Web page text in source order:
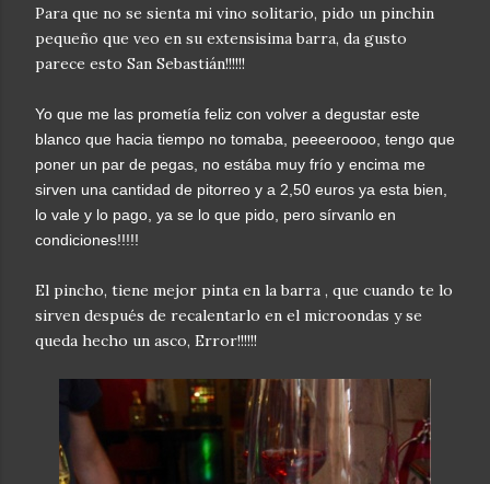
Para que no se sienta mi vino solitario, pido un pinchin
pequeño que veo en su extensisima barra, da gusto
parece esto San Sebastián!!!!!!
Yo que me las prometía feliz con volver a degustar este
blanco que hacia tiempo no tomaba, peeeeroooo, tengo que
poner un par de pegas, no estába muy frío y encima me
sirven una cantidad de pitorreo y a 2,50 euros ya esta bien,
lo vale y lo pago, ya se lo que pido, pero sírvanlo en
condiciones!!!!!
El pincho, tiene mejor pinta en la barra , que cuando te lo
sirven después de recalentarlo en el microondas y se
queda hecho un asco, Error!!!!!!